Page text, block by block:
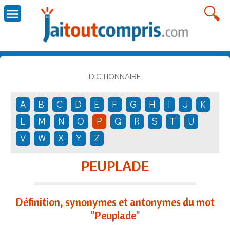
DICTIONNAIRE
A B C D E F G H I J
K
L
M N O P Q R S T
U
V
W X Y Z
PEUPLADE
Définition, synonymes et antonymes du mot
"Peuplade"